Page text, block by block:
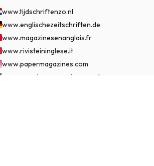
www.tijdschriftenzo.nl
www.englischezeitschriften.de
www.magazinesenanglais.fr
www.rivisteininglese.it
www.papermagazines.com
www.americanmagazines.co.uk